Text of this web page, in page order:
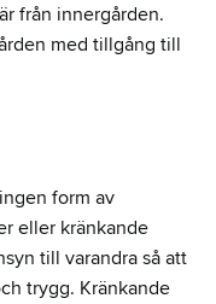
från innergården.
med tillgång till
form av
eller kränkande
till varandra så att
trygg. Kränkande